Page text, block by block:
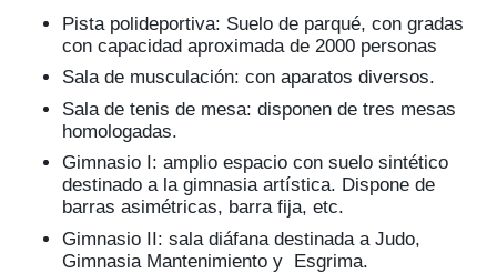
Pista polideportiva: Suelo de parqué, con gradas
con capacidad aproximada de 2000 personas
Sala de musculación: con aparatos diversos.
Sala de tenis de mesa: disponen de tres mesas
homologadas.
Gimnasio I: amplio espacio con suelo sintético
destinado a la gimnasia artística. Dispone de
barras asimétricas, barra fija, etc.
Gimnasio II: sala diáfana destinada a Judo,
Gimnasia Mantenimiento y Esgrima.